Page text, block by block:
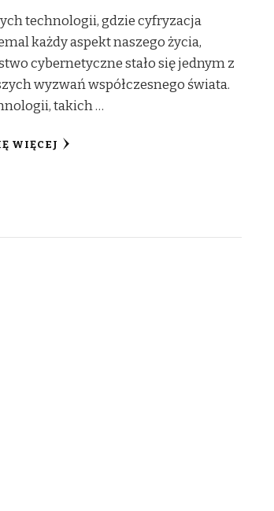
technologii, gdzie cyfryzacja
każdy aspekt naszego życia,
cybernetyczne stało się jednym z
wyzwań współczesnego świata.
takich …
WIĘCEJ